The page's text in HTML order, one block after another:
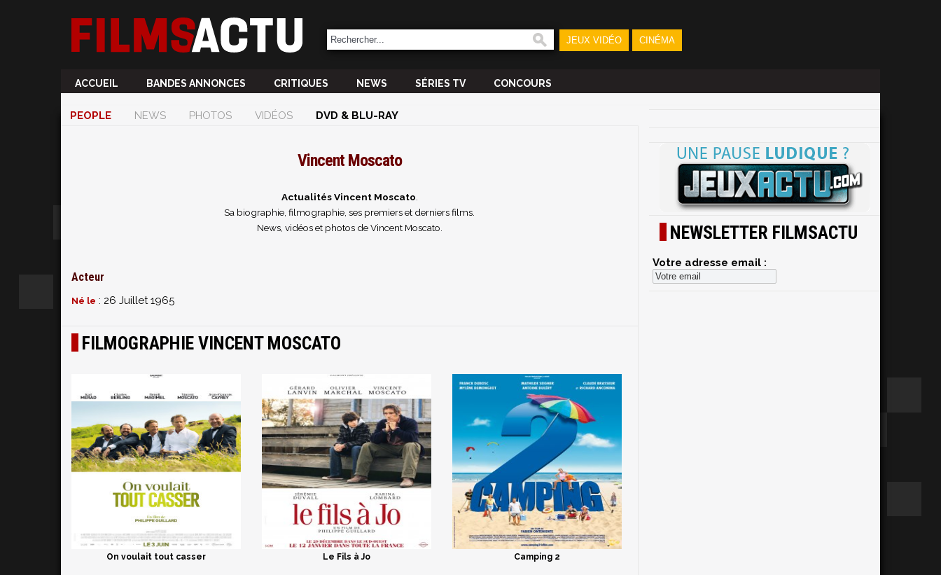
JEUX VIDÉO CINÉMA
ACCUEIL BANDES ANNONCES CRITIQUES NEWS SÉRIES TV CONCOURS
PEOPLE NEWS PHOTOS VIDÉOS DVD & BLU-RAY
Vincent Moscato
Actualités Vincent Moscato
Sa biographie, filmographie, ses premiers et derniers films.
News, vidéos et photos de Vincent Moscato.
Acteur
Né le : 26 Juillet 1965
FILMOGRAPHIE VINCENT MOSCATO
On voulait tout casser Le Fils à Jo Camping 2
NEWSLETTER FILMSACTU
Votre adresse email :